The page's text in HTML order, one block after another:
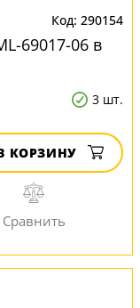
290154
69017-06 в
3 шт.
КОРЗИНУ